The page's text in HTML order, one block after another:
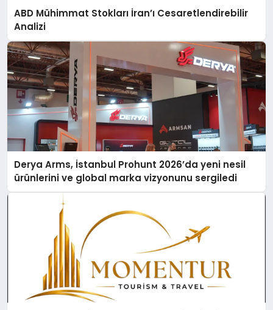
ABD Mühimmat Stokları İran’ı Cesaretlendirebilir
Analizi
Derya Arms, İstanbul Prohunt 2026’da yeni nesil
ürünlerini ve global marka vizyonunu sergiledi